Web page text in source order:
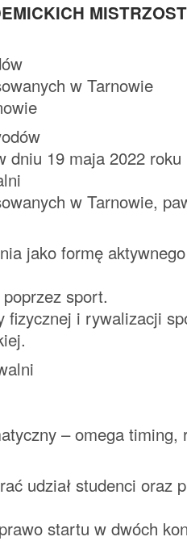
w Tarnowie
dniu 19 maja 2022
w Tarnowie,
jako formę
sport.
fizycznej i rywalizacji
– omega timing,
udział studenci oraz
startu w dwóch